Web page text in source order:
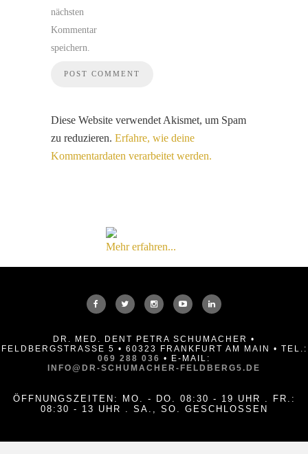
nächsten
Kommentar
speichern.
Diese Website verwendet Akismet, um Spam
zu reduzieren. Erfahre, wie deine
Kommentardaten verarbeitet werden.
Mehr erfahren...
DR. MED. DENT PETRA SCHUMACHER •
FELDBERGSTRASSE 5 • 60323 FRANKFURT AM MAIN • TEL.:
069 288 036 • E-MAIL:
INFO@DR-SCHUMACHER-FELDBERG5.DE
ÖFFNUNGSZEITEN: MO. - DO. 08:30 - 19 UHR . FR.:
08:30 - 13 UHR . SA., SO. GESCHLOSSEN